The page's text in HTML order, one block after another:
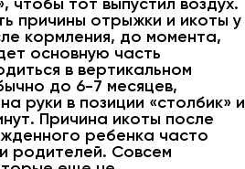
причины отрыжки и икоты у
кормления, до момента,
основную часть
в вертикальном
до 6-7 месяцев,
руки в позиции «столбик» и
Причина икоты после
ребенка часто
родителей. Совсем